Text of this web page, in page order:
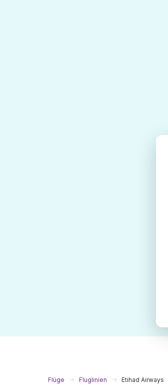
Flüge Fluglinien Etihad Airways